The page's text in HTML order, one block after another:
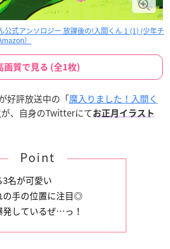
公式アンソロジー 放課後の!入間くん 1 (1) (少年チ
）
画質で見る (全1枚)
好評放送中の「魔入りました！入間く
が、自身のTwitterにてお正月イラスト
Point
3名が可愛い
の手の位置に注目◎
発しているぜ…っ！